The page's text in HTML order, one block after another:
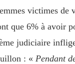
victimes de
que 6% à avoir
judiciaire
: « Pendant